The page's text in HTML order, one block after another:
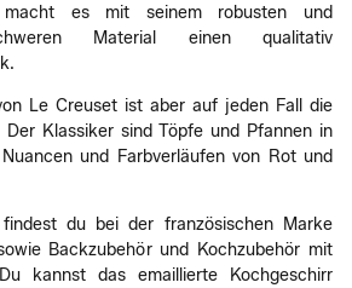
es mit seinem robusten und
Material einen qualitativ
Le Creuset ist aber auf jeden Fall die
Der Klassiker sind Töpfe und Pfannen in
und Farbverläufen von Rot und
findest du bei der französischen Marke
Backzubehör und Kochzubehör mit
kannst das emaillierte Kochgeschirr